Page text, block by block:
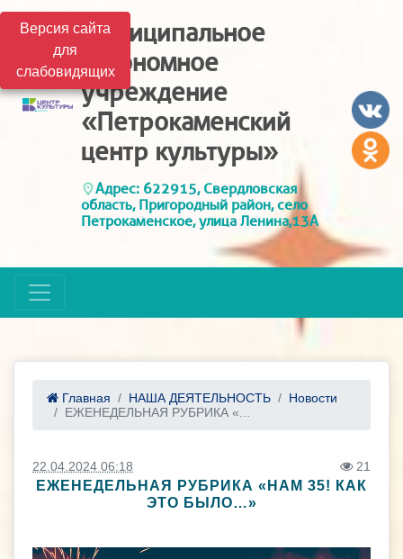
Версия сайта
для
слабовидящих
Муниципальное
автономное
учреждение
«Петрокаменский
центр культуры»
Адрес: 622915, Свердловская
область, Пригородный район, село
Петрокаменское, улица Ленина,13А
Главная НАША ДЕЯТЕЛЬНОСТЬ
Новости
ЕЖЕНЕДЕЛЬНАЯ РУБРИКА «...
22.04.2024 06:18 21
ЕЖЕНЕДЕЛЬНАЯ РУБРИКА «НАМ 35! КАК
ЭТО БЫЛО…»